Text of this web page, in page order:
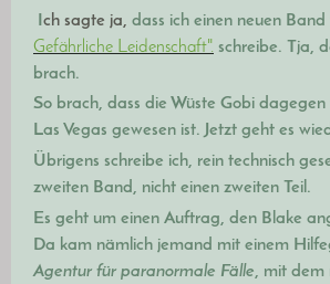
ch sagte ja, dass ich einen neuen Band
Gefährliche Leidenschaft". schreibe. Tja,
brach.
So brach, dass die Wüste Gobi dagegen
Las Vegas gewesen ist. Jetzt geht es
Übrigens schreibe ich, rein technisch
zweiten Band, nicht einen zweiten Teil.
Es geht um einen Auftrag, den Blake
Da kam nämlich jemand mit einem
Agentur für paranormale Fälle, mit dem